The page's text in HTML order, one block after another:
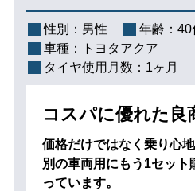
性別： 男性 年齢： 40
車種：
トヨタアクア
タイヤ使用月数： 1ヶ月
コスパに優れた良
価格だけではなく乗り心
別の車両用にもう1セット
っています。